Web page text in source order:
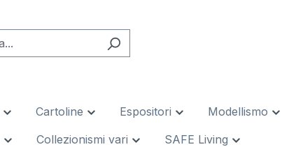
Cartoline Espositori
Modellismo
Collezionismi vari SAFE Living